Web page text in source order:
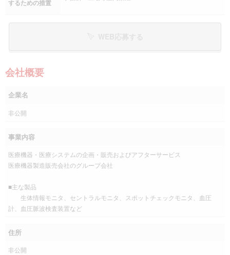
するための措置
会社概要
企業名
非公開
事業内容
医療機器・医療システムの企画・販売およびアフターサービス
医療機器製造販売会社のグループ会社
■主な製品
生体情報モニタ、セントラルモニタ、スポットチェックモニタ、血圧
計、血圧脈波検査装置など
住所
非公開